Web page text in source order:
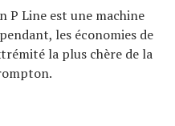
P Line est une machine
les économies de
la plus chère de la